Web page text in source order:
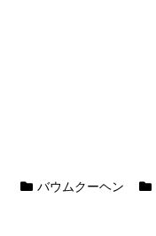
バウムクーヘン